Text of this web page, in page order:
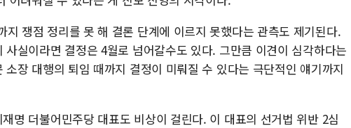
지 쟁점 정리를 못 해 결론 단계에 이르지 못했다는 관측도 제기된다.
실이라면 결정은 4월로 넘어갈수도 있다. 그만큼 이견이 심각하다는
장 대행의 퇴임 때까지 결정이 미뤄질 수 있다는 극단적인 얘기까지
명 더불어민주당 대표도 비상이 걸린다. 이 대표의 선거법 위반 2심